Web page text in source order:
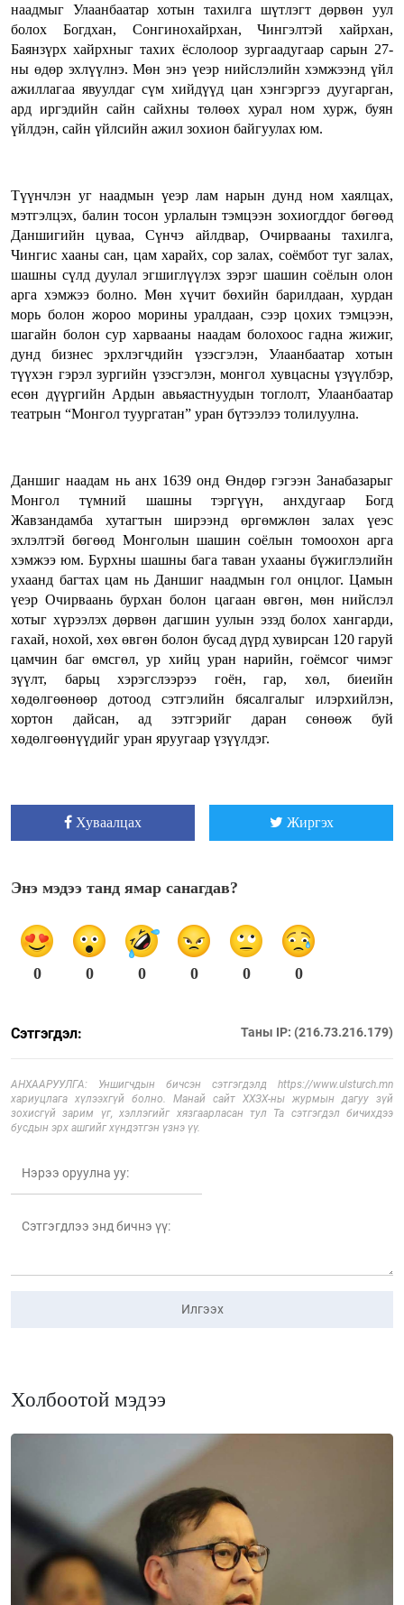
наадмыг Улаанбаатар хотын тахилга шүтлэгт дөрвөн уул
болох Богдхан, Сонгинохайрхан, Чингэлтэй хайрхан,
Баянзүрх хайрхныг тахих ёслолоор зургаадугаар сарын 27-
ны өдөр эхлүүлнэ. Мөн энэ үеэр нийслэлийн хэмжээнд үйл
ажиллагаа явуулдаг сүм хийдүүд цан хэнгэргээ дуугарган,
ард иргэдийн сайн сайхны төлөөх хурал ном хурж, буян
үйлдэн, сайн үйлсийн ажил зохион байгуулах юм.
Түүнчлэн уг наадмын үеэр лам нарын дунд ном хаялцах,
мэтгэлцэх, балин тосон урлалын тэмцээн зохиогддог бөгөөд
Даншигийн цуваа, Сүнчэ айлдвар, Очирвааны тахилга,
Чингис хааны сан, цам харайх, сор залах, соёмбот туг залах,
шашны сүлд дуулал эгшиглүүлэх зэрэг шашин соёлын олон
арга хэмжээ болно. Мөн хүчит бөхийн барилдаан, хурдан
морь болон жороо морины уралдаан, сээр цохих тэмцээн,
шагайн болон сур харвааны наадам болохоос гадна жижиг,
дунд бизнес эрхлэгчдийн үзэсгэлэн, Улаанбаатар хотын
түүхэн гэрэл зургийн үзэсгэлэн, монгол хувцасны үзүүлбэр,
есөн дүүргийн Ардын авьяастнуудын тоглолт, Улаанбаатар
театрын “Монгол туургатан” уран бүтээлээ толилуулна.
Даншиг наадам нь анх 1639 онд Өндөр гэгээн Занабазарыг
Монгол түмний шашны тэргүүн, анхдугаар Богд
Жавзандамба хутагтын ширээнд өргөмжлөн залах үеэс
эхлэлтэй бөгөөд Монголын шашин соёлын томоохон арга
хэмжээ юм. Бурхны шашны бага таван ухааны бүжиглэлийн
ухаанд багтах цам нь Даншиг наадмын гол онцлог. Цамын
үеэр Очирваань бурхан болон цагаан өвгөн, мөн нийслэл
хотыг хүрээлэх дөрвөн дагшин уулын эзэд болох хангарди,
гахай, нохой, хөх өвгөн болон бусад дүрд хувирсан 120 гаруй
цамчин баг өмсгөл, ур хийц уран нарийн, гоёмсог чимэг
зүүлт, барьц хэрэгслээрээ гоён, гар, хөл, биеийн
хөдөлгөөнөөр дотоод сэтгэлийн бясалгалыг илэрхийлэн,
хортон дайсан, ад зэтгэрийг даран сөнөөж буй
хөдөлгөөнүүдийг уран яруугаар үзүүлдэг.
Хуваалцах Жиргэх
Энэ мэдээ танд ямар санагдав?
0 0 0 0 0 0
Сэтгэгдэл: Таны IP: (216.73.216.179)
АНХААРУУЛГА: Уншигчдын бичсэн сэтгэгдэлд https://www.ulsturch.mn
хариуцлага хүлээхгүй болно. Манай сайт ХХЗХ-ны журмын дагуу зүй
зохисгүй зарим үг, хэллэгийг хязгаарласан тул Та сэтгэгдэл бичихдээ
бусдын эрх ашгийг хүндэтгэн үзнэ үү.
Илгээх
Холбоотой мэдээ